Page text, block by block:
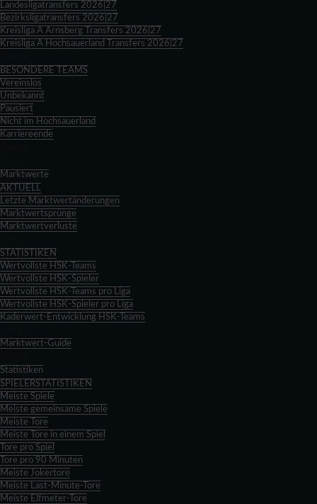
Landesligatransfers 2026|27
Bezirksligatransfers 2026|27
Kreisliga A Arnsberg Transfers 2026|27
Kreisliga A Hochsauerland Transfers 2026|27
BESONDERE TEAMS
Vereinslos
Unbekannt
Pausiert
Nicht im Hochsauerland
Karriereende
Marktwerte
AKTUELL
Letzte Marktwertänderungen
Marktwertsprünge
Marktwertverluste
STATISTIKEN
Wertvollste HSK-Teams
Wertvollste HSK-Spieler
Wertvollste HSK-Teams pro Liga
Wertvollste HSK-Spieler pro Liga
Kaderwert-Entwicklung HSK-Teams
Marktwert-Guide
Statistiken
SPIELERSTATISTIKEN
Meiste Spiele
Meiste gemeinsame Spiele
Meiste Tore
Meiste Tore in einem Spiel
Tore pro Spiel
Tore pro 90 Minuten
Meiste Jokertore
Meiste Last-Minute-Tore
Meiste Elfmeter-Tore